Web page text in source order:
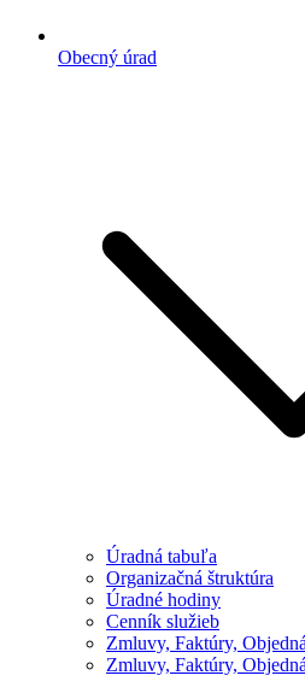
Obecný úrad
Úradná tabuľa
Organizačná štruktúra
Úradné hodiny
Cenník služieb
Zmluvy, Faktúry,
Zmluvy, Faktúry,